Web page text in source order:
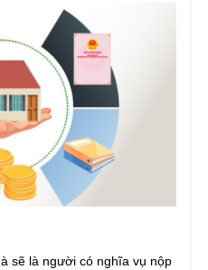
sẽ là người có nghĩa vụ nộp